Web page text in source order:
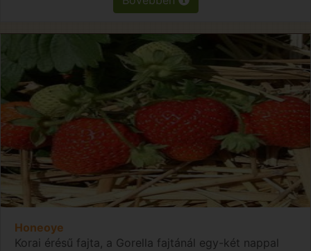
Honeoye
Korai érésű fajta, a Gorella fajtánál egy-két nappal